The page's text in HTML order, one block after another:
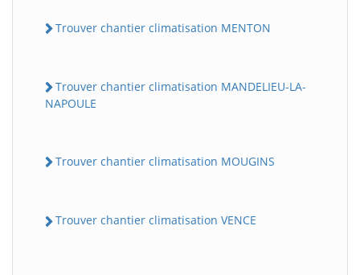
Trouver chantier climatisation MENTON
Trouver chantier climatisation MANDELIEU-LA-
NAPOULE
Trouver chantier climatisation MOUGINS
Trouver chantier climatisation VENCE